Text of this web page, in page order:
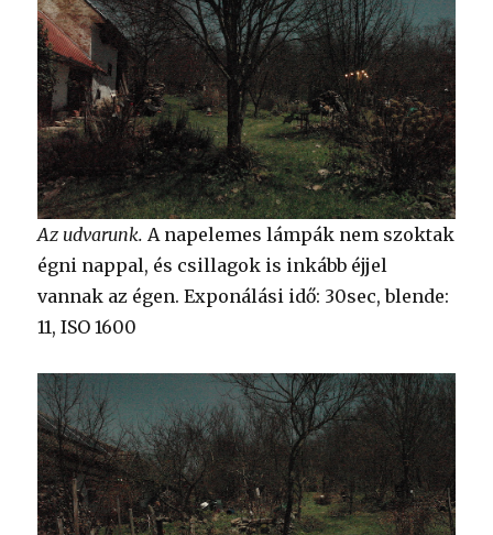
Az udvarunk. A napelemes lámpák nem szoktak
égni nappal, és csillagok is inkább éjjel
vannak az égen. Exponálási idő: 30sec, blende:
11, ISO 1600